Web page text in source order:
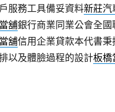
服務工具備妥資料新莊汽
舖銀行商業同業公會全
舖信用企業貸款本代書
以及體臉過程的設計板橋